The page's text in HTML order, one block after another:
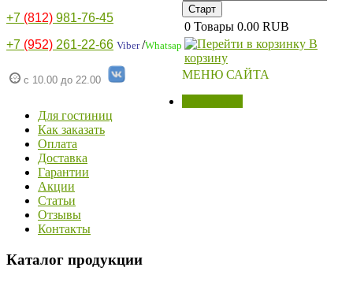
+7 (812) 981-76-45
+7 (952) 261-22-66 Viber/Whatsap
с 10.00 до 22.00
0 Товары 0.00 RUB
В
корзину
МЕНЮ САЙТА
Для гостиниц
Как заказать
Оплата
Доставка
Гарантии
Акции
Статьи
Отзывы
Контакты
Каталог продукции